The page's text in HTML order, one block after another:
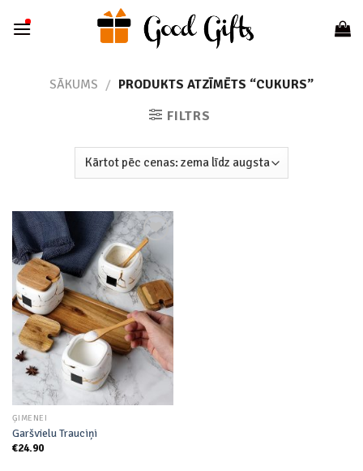
SĀKUMS / PRODUKTS ATZĪMĒTS “CUKURS”
FILTRS
Add to
wishlist
ĢIMENEI
Garšvielu Trauciņi
€24.90